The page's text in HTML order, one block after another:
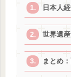
日本人
世界遺
まとめ